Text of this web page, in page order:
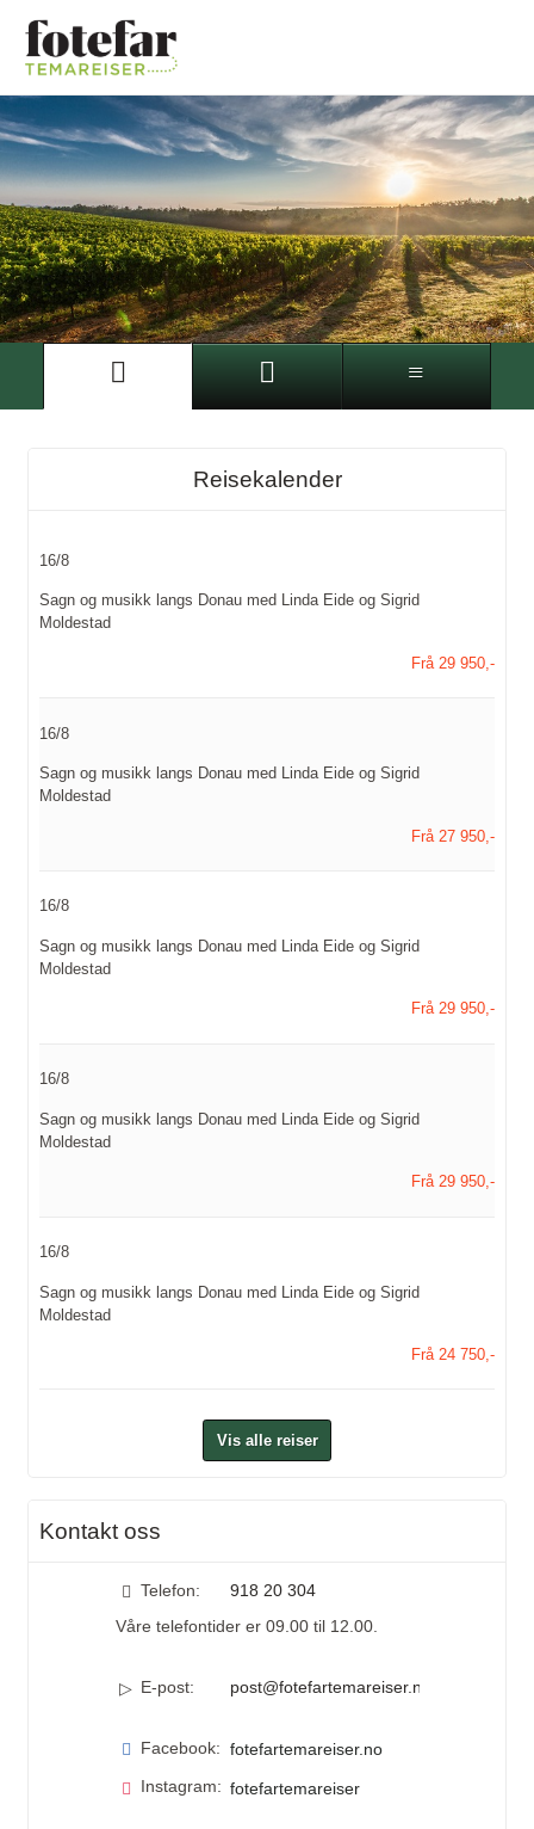
Reisekalender
16/8
Sagn og musikk langs Donau med Linda Eide og Sigrid
Moldestad
Frå 29 950,-
16/8
Sagn og musikk langs Donau med Linda Eide og Sigrid
Moldestad
Frå 27 950,-
16/8
Sagn og musikk langs Donau med Linda Eide og Sigrid
Moldestad
Frå 29 950,-
16/8
Sagn og musikk langs Donau med Linda Eide og Sigrid
Moldestad
Frå 29 950,-
16/8
Sagn og musikk langs Donau med Linda Eide og Sigrid
Moldestad
Frå 24 750,-
Vis alle reiser
Kontakt oss
Telefon:
918 20 304
Våre telefontider er 09.00 til 12.00.
E-post: post@fotefartemareiser.no
Facebook: fotefartemareiser.no
Instagram: fotefartemareiser